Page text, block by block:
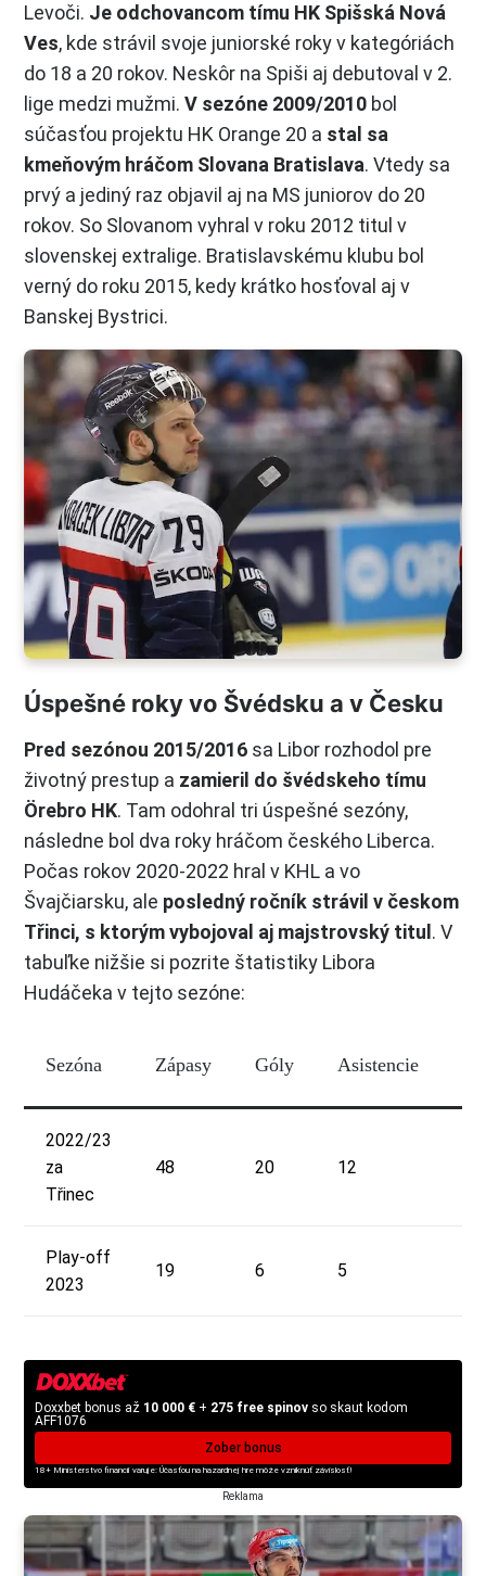
Levoči. Je odchovancom tímu HK Spišská Nová
Ves, kde strávil svoje juniorské roky v kategóriách
do 18 a 20 rokov. Neskôr na Spiši aj debutoval v 2.
lige medzi mužmi. V sezóne 2009/2010 bol
súčasťou projektu HK Orange 20 a stal sa
kmeňovým hráčom Slovana Bratislava. Vtedy sa
prvý a jediný raz objavil aj na MS juniorov do 20
rokov. So Slovanom vyhral v roku 2012 titul v
slovenskej extralige. Bratislavskému klubu bol
verný do roku 2015, kedy krátko hosťoval aj v
Banskej Bystrici.
Úspešné roky vo Švédsku a v Česku
Pred sezónou 2015/2016 sa Libor rozhodol pre
životný prestup a zamieril do švédskeho tímu
Örebro HK. Tam odohral tri úspešné sezóny,
následne bol dva roky hráčom českého Liberca.
Počas rokov 2020-2022 hral v KHL a vo
Švajčiarsku, ale posledný ročník strávil v českom
Třinci, s ktorým vybojoval aj majstrovský titul. V
tabuľke nižšie si pozrite štatistiky Libora
Hudáčeka v tejto sezóne:
Sezóna Zápasy Góly Asistencie
2022/23
za
Třinec
48 20 12
Play-off
2023
19 6 5
Doxxbet bonus až 10 000 € + 275 free spinov so skaut kodom
AFF1076
Zober bonus
18+ Ministerstvo financií varuje: Účasťou na hazardnej hre môže vzniknúť závislosť!
Reklama